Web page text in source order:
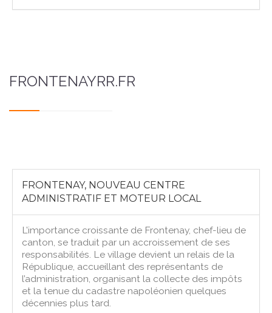
FRONTENAYRR.FR
FRONTENAY, NOUVEAU CENTRE
ADMINISTRATIF ET MOTEUR LOCAL
L’importance croissante de Frontenay, chef-lieu de
canton, se traduit par un accroissement de ses
responsabilités. Le village devient un relais de la
République, accueillant des représentants de
l’administration, organisant la collecte des impôts
et la tenue du cadastre napoléonien quelques
décennies plus tard.